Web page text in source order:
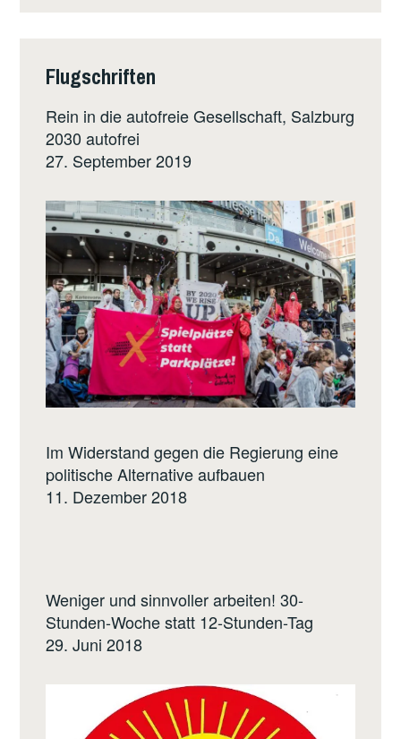
Flugschriften
Rein in die autofreie Gesellschaft, Salzburg
2030 autofrei
27. September 2019
Im Widerstand gegen die Regierung eine
politische Alternative aufbauen
11. Dezember 2018
Weniger und sinnvoller arbeiten! 30-
Stunden-Woche statt 12-Stunden-Tag
29. Juni 2018